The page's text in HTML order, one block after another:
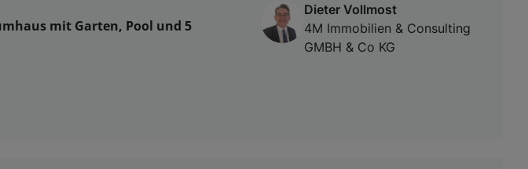
mit Garten, Pool und 5
Dieter Vollmost
4M Immobilien & Consulting
GMBH & Co KG